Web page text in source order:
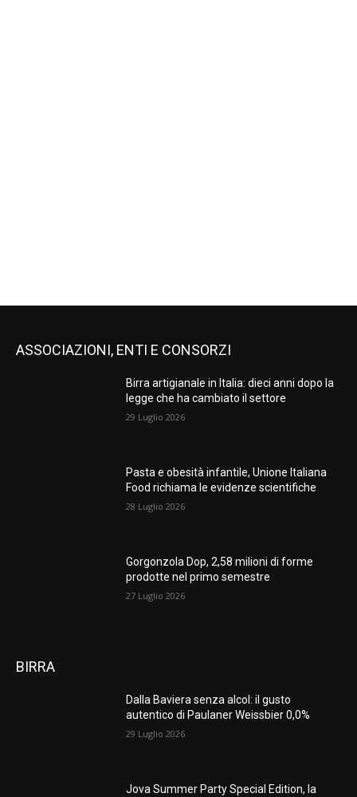
ASSOCIAZIONI, ENTI E CONSORZI
Birra artigianale in Italia: dieci anni dopo la
legge che ha cambiato il settore
29 Luglio 2026
Pasta e obesità infantile, Unione Italiana
Food richiama le evidenze scientifiche
28 Luglio 2026
Gorgonzola Dop, 2,58 milioni di forme
prodotte nel primo semestre
27 Luglio 2026
BIRRA
Dalla Baviera senza alcol: il gusto
autentico di Paulaner Weissbier 0,0%
29 Luglio 2026
Jova Summer Party Special Edition, la